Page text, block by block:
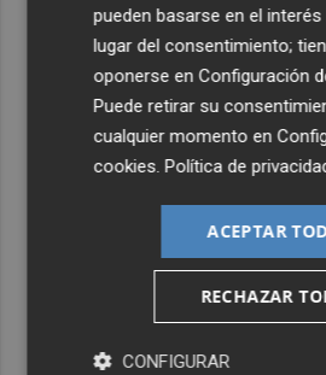
pueden basarse en el
lugar del consentimiento;
oponerse enConfiguración
Puede retirar su
cualquier momento en
cookies.Política de
ACEPTAR
RECHAZAR
CONFIGURAR